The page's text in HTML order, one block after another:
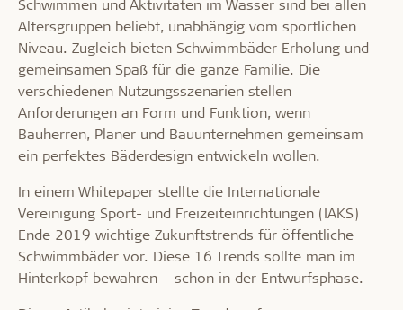
Schwimmen und Aktivitäten im Wasser sind bei allen
Altersgruppen beliebt, unabhängig vom sportlichen
Niveau. Zugleich bieten Schwimmbäder Erholung und
gemeinsamen Spaß für die ganze Familie. Die
verschiedenen Nutzungsszenarien stellen
Anforderungen an Form und Funktion, wenn
Bauherren, Planer und Bauunternehmen gemeinsam
ein perfektes Bäderdesign entwickeln wollen.
In einem Whitepaper stellte die Internationale
Vereinigung Sport- und Freizeiteinrichtungen (IAKS)
Ende 2019 wichtige Zukunftstrends für öffentliche
Schwimmbäder vor. Diese 16 Trends sollte man im
Hinterkopf bewahren – schon in der Entwurfsphase.